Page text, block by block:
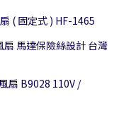
( 固定式 ) HF-1465
馬達保險絲設計 台灣
扇 B9028 110V /